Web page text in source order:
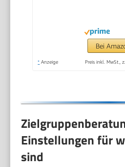
One
Licht
Bei
* Anzeige Preis inkl. MwSt.,
Einstellungen für
sind